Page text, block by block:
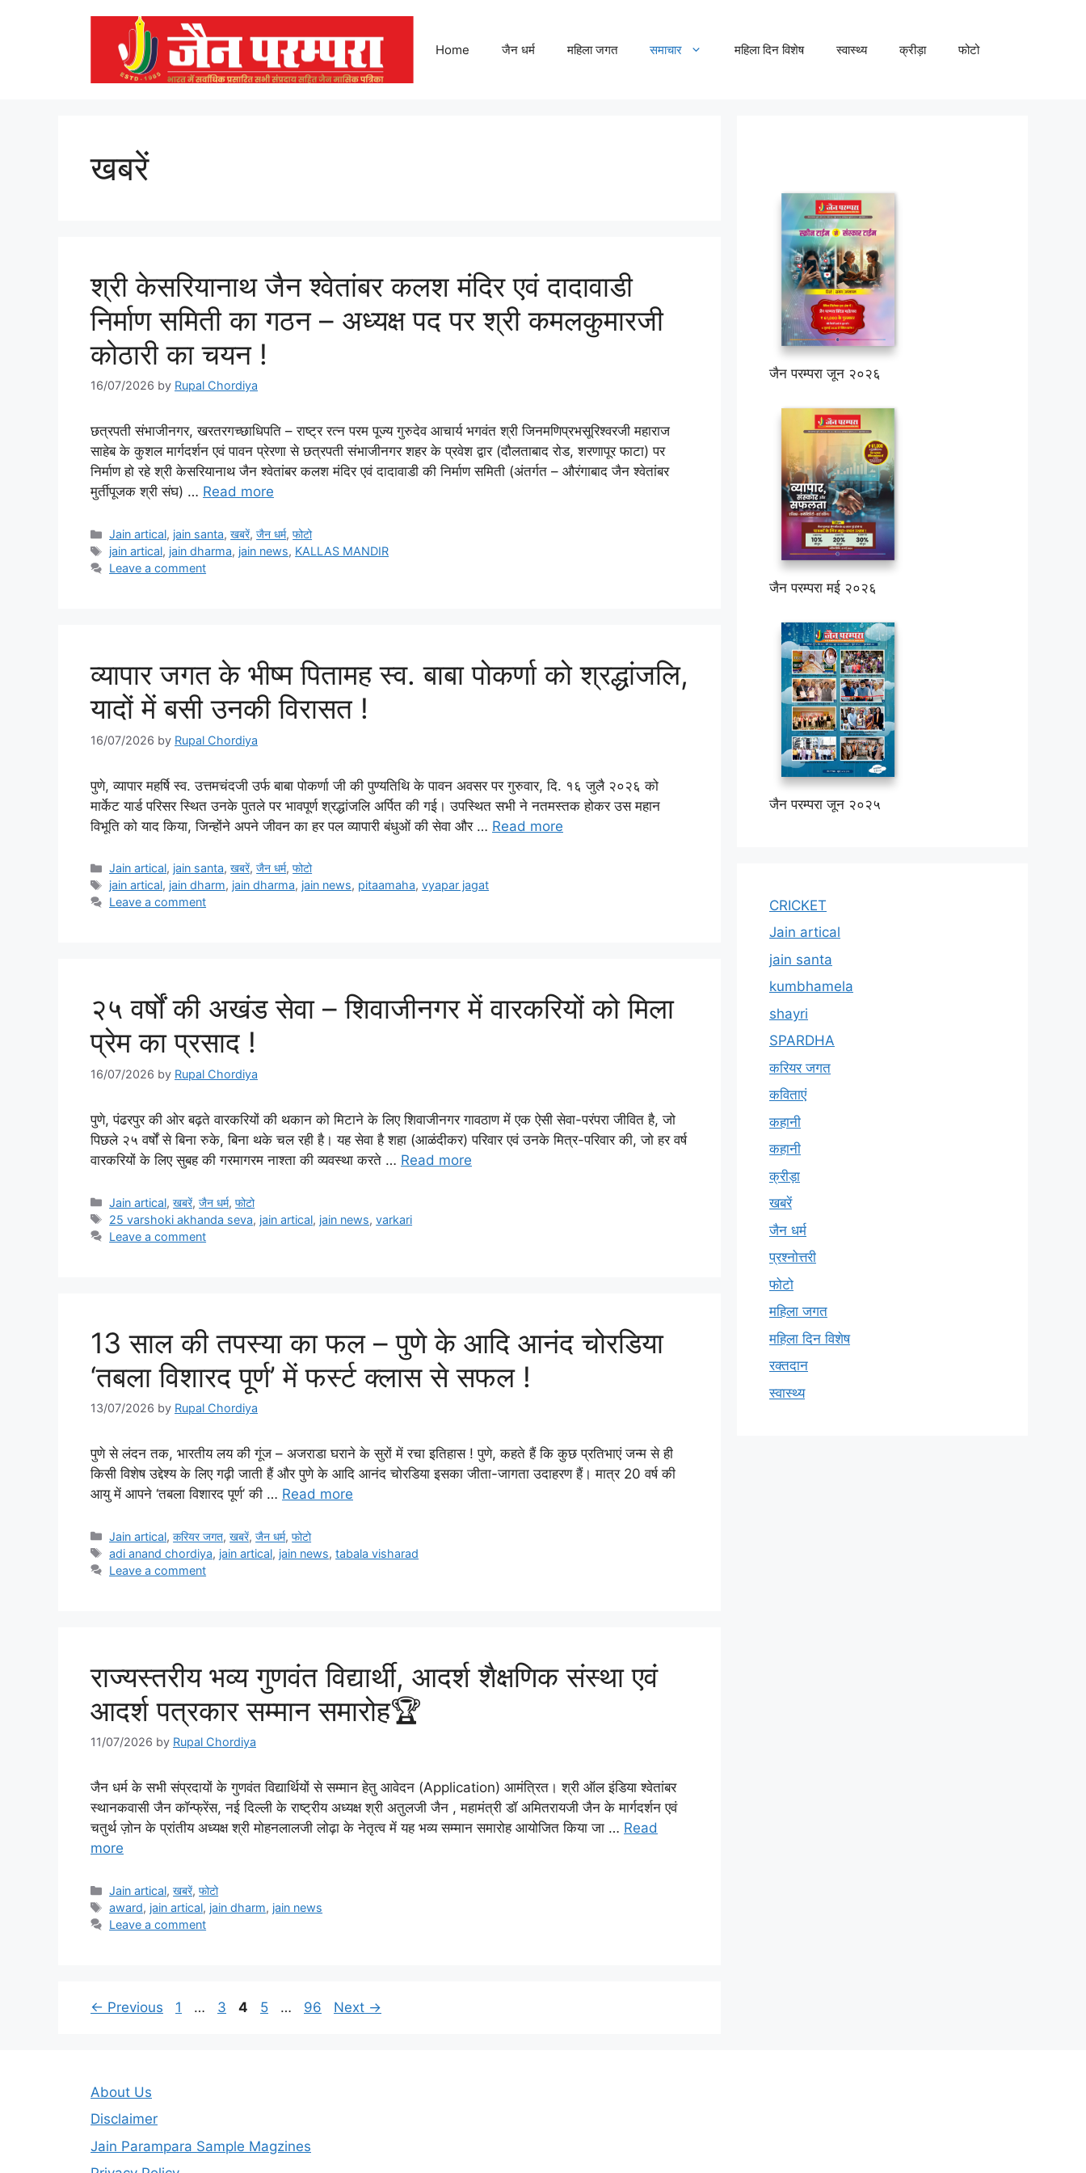
Home जैन धर्म महिला जगत समाचार महिला दिन विशेष स्वास्थ्य क्रीड़ा फोटो
खबरें
श्री केसरियानाथ जैन श्वेतांबर कलश मंदिर एवं दादावाडी
निर्माण समिती का गठन – अध्यक्ष पद पर श्री कमलकुमारजी
कोठारी का चयन !
16/07/2026 by Rupal Chordiya
छत्रपती संभाजीनगर, खरतरगच्छाधिपति – राष्ट्र रत्न परम पूज्य गुरुदेव आचार्य भगवंत श्री जिनमणिप्रभसूरिश्वरजी महाराज
साहेब के कुशल मार्गदर्शन एवं पावन प्रेरणा से छत्रपती संभाजीनगर शहर के प्रवेश द्वार (दौलताबाद रोड, शरणापूर फाटा) पर
निर्माण हो रहे श्री केसरियानाथ जैन श्वेतांबर कलश मंदिर एवं दादावाडी की निर्माण समिती (अंतर्गत – औरंगाबाद जैन श्वेतांबर
मुर्तीपूजक श्री संघ) … Read more
Categories
Jain artical, jain santa,खबरें,जैन धर्म,फोटो
Tags
jain artical, jain dharma, jain news, KALLAS MANDIR
Leave a comment
व्यापार जगत के भीष्म पितामह स्व. बाबा पोकर्णा को श्रद्धांजलि,
यादों में बसी उनकी विरासत !
16/07/2026 by Rupal Chordiya
पुणे, व्यापार महर्षि स्व. उत्तमचंदजी उर्फ बाबा पोकर्णा जी की पुण्यतिथि के पावन अवसर पर गुरुवार, दि. १६ जुलै २०२६ को
मार्केट यार्ड परिसर स्थित उनके पुतले पर भावपूर्ण श्रद्धांजलि अर्पित की गई। उपस्थित सभी ने नतमस्तक होकर उस महान
विभूति को याद किया, जिन्होंने अपने जीवन का हर पल व्यापारी बंधुओं की सेवा और … Read more
Categories
Jain artical, jain santa,खबरें,जैन धर्म,फोटो
Tags
jain artical, jain dharm, jain dharma, jain news, pitaamaha,vyapar jagat
Leave a comment
२५ वर्षों की अखंड सेवा – शिवाजीनगर में वारकरियों को मिला
प्रेम का प्रसाद !
16/07/2026 by Rupal Chordiya
पुणे, पंढरपुर की ओर बढ़ते वारकरियों की थकान को मिटाने के लिए शिवाजीनगर गावठाण में एक ऐसी सेवा-परंपरा जीवित है, जो
पिछले २५ वर्षों से बिना रुके, बिना थके चल रही है। यह सेवा है शहा (आळंदीकर) परिवार एवं उनके मित्र-परिवार की, जो हर वर्ष
वारकरियों के लिए सुबह की गरमागरम नाश्ता की व्यवस्था करते … Read more
Categories
Jain artical,खबरें,जैन धर्म,फोटो
Tags
25 varshoki akhanda seva, jain artical, jain news,varkari
Leave a comment
13 साल की तपस्या का फल – पुणे के आदि आनंद चोरडिया
‘तबला विशारद पूर्ण’ में फर्स्ट क्लास से सफल !
13/07/2026 by Rupal Chordiya
पुणे से लंदन तक, भारतीय लय की गूंज – अजराडा घराने के सुरों में रचा इतिहास ! पुणे, कहते हैं कि कुछ प्रतिभाएं जन्म से ही
किसी विशेष उद्देश्य के लिए गढ़ी जाती हैं और पुणे के आदि आनंद चोरडिया इसका जीता-जागता उदाहरण हैं। मात्र 20 वर्ष की
आयु में आपने ‘तबला विशारद पूर्ण’ की … Read more
Categories
Jain artical,करियर जगत,खबरें,जैन धर्म,फोटो
Tags
adi anand chordiya, jain artical, jain news,tabala visharad
Leave a comment
राज्यस्तरीय भव्य गुणवंत विद्यार्थी, आदर्श शैक्षणिक संस्था एवं
आदर्श पत्रकार सम्मान समारोह🏆
11/07/2026 by Rupal Chordiya
जैन धर्म के सभी संप्रदायों के गुणवंत विद्यार्थियों से सम्मान हेतु आवेदन (Application) आमंत्रित। श्री ऑल इंडिया श्वेतांबर
स्थानकवासी जैन कॉन्फ्रेंस, नई दिल्ली के राष्ट्रीय अध्यक्ष श्री अतुलजी जैन , महामंत्री डॉ अमितरायजी जैन के मार्गदर्शन एवं
चतुर्थ ज़ोन के प्रांतीय अध्यक्ष श्री मोहनलालजी लोढ़ा के नेतृत्व में यह भव्य सम्मान समारोह आयोजित किया जा … Read
more
Categories
Jain artical,खबरें,फोटो
Tags
award, jain artical, jain dharm, jain news
Leave a comment
← Previous Page
1 … Page
3 Page
4 Page
5 … Page
96 Next →
जैन परम्परा जून २०२६
जैन परम्परा मई २०२६
जैन परम्परा जून २०२५
CRICKET
Jain artical
jain santa
kumbhamela
shayri
SPARDHA
करियर जगत
कविताएं
कहानी
कहानी
क्रीड़ा
खबरें
जैन धर्म
प्रश्नोत्तरी
फोटो
महिला जगत
महिला दिन विशेष
रक्तदान
स्वास्थ्य
About Us
Disclaimer
Jain Parampara Sample Magzines